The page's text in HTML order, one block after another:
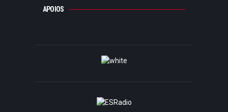
APOIOS